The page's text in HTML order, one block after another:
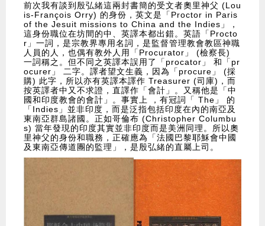
前次我有談到殷弘緒這兩封書簡的受文者奧里神父 (Lou
is-François Orry) 的身份，英文是「Proctor in Paris
of the Jesuit missions to China and the Indies」，
這身份職位在坊間的中、英譯本都出錯。英語「Procto
r」一詞，是宗教界專用名詞，是監督管理教會教區神職
人員的人，也偶有教外人用「Procurator」 (檢察長)
一詞稱之。但不同之英譯本誤用了「procator」 和「pr
ocurer」 二字。譯者望文生義，因為「procure」 (採
購) 此字，所以亦有英譯本譯作 Treasurer (司庫)，而
按英譯者中又不求證，直譯作「會計」。又稱他是「中
國和印度教會的會計」。事實上 ，有冠詞「 The」 的
「Indies」並非印度，而是泛指包括印度在內的南亞及
東南亞群島諸國。正如哥倫布 (Christopher Columbu
s) 當年發現的印度其實並非印度而是美洲同理。所以奧
里神父的身份和職務，正確應為「法國巴黎耶穌會中國
及東南亞傳道團的監理」，是殷弘緒的直屬上司。